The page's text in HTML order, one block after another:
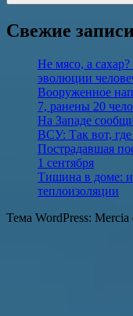
Свежие записи
Не мясо, а
эволюции
Вооруженное
7, ранены 20
На Западе
ВСУ: Так вот, где
Пострадавшая
1 сентября
Тишина в доме:
теплоизоляции
Тема WordPress: Mercia